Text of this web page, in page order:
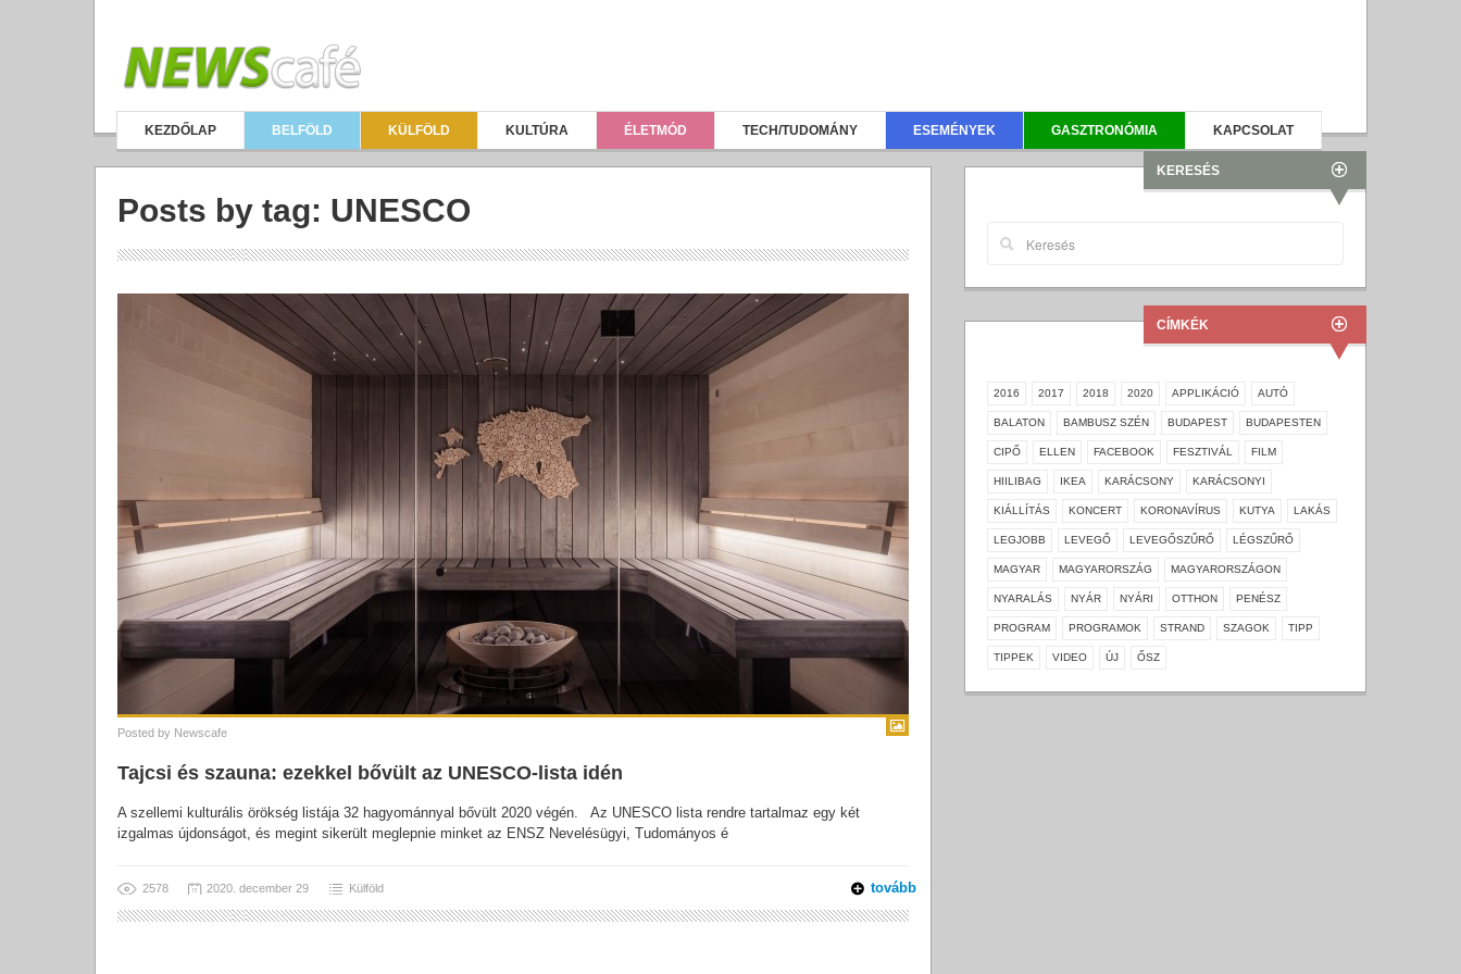
KEZDŐLAP BELFÖLD KÜLFÖLD KULTÚRA ÉLETMÓD TECH/TUDOMÁNY ESEMÉNYEK GASZTRONÓMIA KAPCSOLAT
Posts by tag: UNESCO
Posted by Newscafe
Tajcsi és szauna: ezekkel bővült az UNESCO-lista idén
A szellemi kulturális örökség listája 32 hagyománnyal bővült 2020 végén. Az UNESCO lista rendre tartalmaz egy két
izgalmas újdonságot, és megint sikerült meglepnie minket az ENSZ Nevelésügyi, Tudományos é
2578 2020. december 29 Külföld tovább
KERESÉS
CÍMKÉK
2016 2017 2018 2020 APPLIKÁCIÓ AUTÓ
BALATON BAMBUSZ SZÉN BUDAPEST BUDAPESTEN
CIPŐ ELLEN FACEBOOK FESZTIVÁL FILM
HIILIBAG IKEA KARÁCSONY KARÁCSONYI
KIÁLLÍTÁS KONCERT KORONAVÍRUS KUTYA LAKÁS
LEGJOBB LEVEGŐ LEVEGŐSZŰRŐ LÉGSZŰRŐ
MAGYAR MAGYARORSZÁG MAGYARORSZÁGON
NYARALÁS NYÁR NYÁRI OTTHON PENÉSZ
PROGRAM PROGRAMOK STRAND SZAGOK TIPP
TIPPEK VIDEO ÚJ ŐSZ